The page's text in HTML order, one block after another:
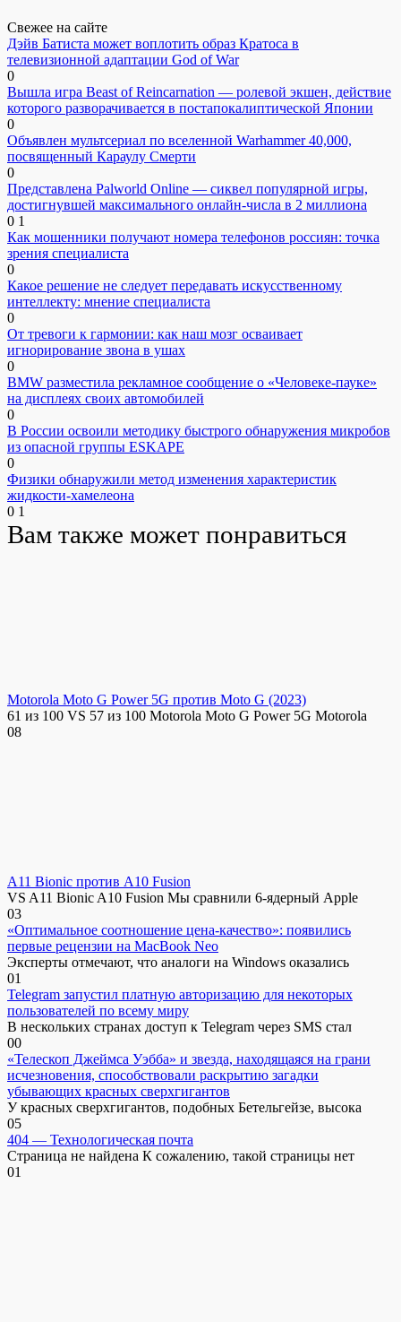
Свежее на сайте
Дэйв Батиста может воплотить образ Кратоса в
телевизионной адаптации God of War
0
Вышла игра Beast of Reincarnation — ролевой экшен, действие
которого разворачивается в постапокалиптической Японии
0
Объявлен мультсериал по вселенной Warhammer 40,000,
посвященный Караулу Смерти
0
Представлена Palworld Online — сиквел популярной игры,
достигнувшей максимального онлайн-числа в 2 миллиона
0 1
Как мошенники получают номера телефонов россиян: точка
зрения специалиста
0
Какое решение не следует передавать искусственному
интеллекту: мнение специалиста
0
От тревоги к гармонии: как наш мозг осваивает
игнорирование звона в ушах
0
BMW разместила рекламное сообщение о «Человеке-пауке»
на дисплеях своих автомобилей
0
В России освоили методику быстрого обнаружения микробов
из опасной группы ESKAPE
0
Физики обнаружили метод изменения характеристик
жидкости-хамелеона
0 1
Вам также может понравиться
Motorola Moto G Power 5G против Moto G (2023)
61 из 100 VS 57 из 100 Motorola Moto G Power 5G Motorola
08
A11 Bionic против A10 Fusion
VS A11 Bionic A10 Fusion Мы сравнили 6-ядерный Apple
03
«Оптимальное соотношение цена-качество»: появились
первые рецензии на MacBook Neo
Эксперты отмечают, что аналоги на Windows оказались
01
Telegram запустил платную авторизацию для некоторых
пользователей по всему миру
В нескольких странах доступ к Telegram через SMS стал
00
«Телескоп Джеймса Уэбба» и звезда, находящаяся на грани
исчезновения, способствовали раскрытию загадки
убывающих красных сверхгигантов
У красных сверхгигантов, подобных Бетельгейзе, высока
05
404 — Технологическая почта
Страница не найдена К сожалению, такой страницы нет
01